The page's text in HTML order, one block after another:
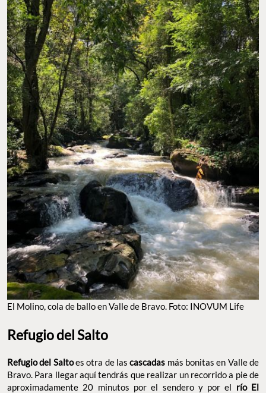
El Molino, cola de ballo en Valle de Bravo. Foto: INOVUM Life
Refugio del Salto
Refugio del Saltoes otra de lascascadas más bonitas en Valle de
Bravo. Para llegar aquí tendrás que realizar un recorrido a pie de
aproximadamente 20 minutos por el sendero y por el río El